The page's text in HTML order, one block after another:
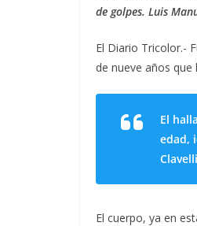
de golpes. Luis
El Diario Tricolor.-
de nueve años
El
edad,
El cuerpo, ya en